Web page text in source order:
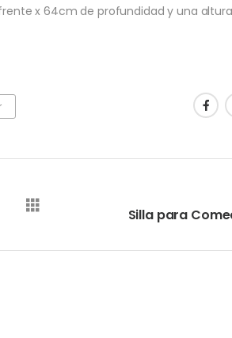
x 64cm de profundidad y una